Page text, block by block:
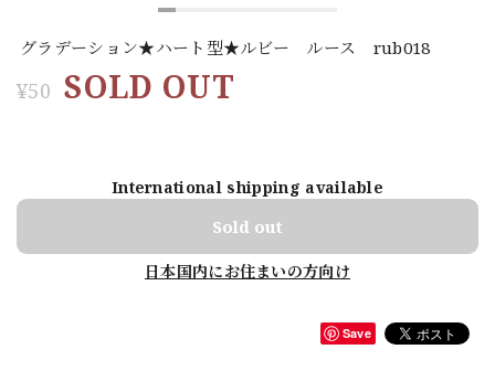
グラデーション★ハート型★ルビー ルース rub018
¥50 SOLD OUT
International shipping available
Sold out
日本国内にお住まいの方向け
Save